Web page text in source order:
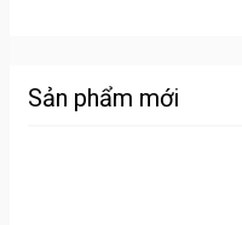
Sản phẩm mới